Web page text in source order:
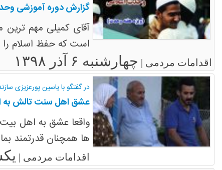
گزارش دوره آموزشی
آقای کمیلی مهم
است که حفظ اسلام را
اقدامات مردمی | چهارشنبه ۶ آذر ۱۳۹۸
در گفتگو با یاسین پورعزیزی
عشق اهل سنت تالش
واقعا عشق به اهل
ها همچنان قدرتمند
اقدامات مردمی |